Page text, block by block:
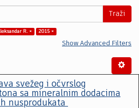
Traži
R. × 2015 ×
Show Advanced Filters
svežeg i očvrslog
sa mineralnim dodacima
nusprodukata